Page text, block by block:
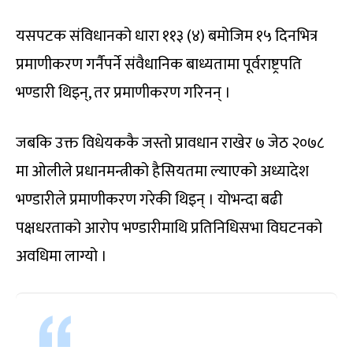
यसपटक संविधानको धारा ११३ (४) बमोजिम १५ दिनभित्र
प्रमाणीकरण गर्नैपर्ने संवैधानिक बाध्यतामा पूर्वराष्ट्रपति
भण्डारी थिइन्, तर प्रमाणीकरण गरिनन् ।
जबकि उक्त विधेयककै जस्तो प्रावधान राखेर ७ जेठ २०७८
मा ओलीले प्रधानमन्त्रीको हैसियतमा ल्याएको अध्यादेश
भण्डारीले प्रमाणीकरण गरेकी थिइन् । योभन्दा बढी
पक्षधरताको आरोप भण्डारीमाथि प्रतिनिधिसभा विघटनको
अवधिमा लाग्यो ।